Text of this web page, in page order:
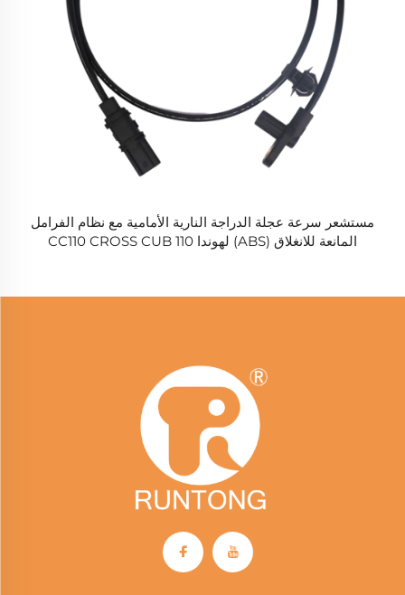
مستشعر سرعة عجلة الدراجة النارية الأمامية مع نظام الفرامل
المانعة للانغلاق (ABS) لهوندا CC110 CROSS CUB 110